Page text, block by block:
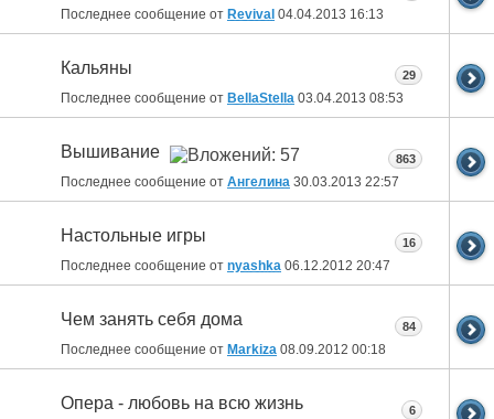
Последнее сообщение от Revival 04.04.2013 16:13
Кальяны
Последнее сообщение от BellaStella 03.04.2013 08:53
29
Вышивание
Последнее сообщение от Ангелина 30.03.2013 22:57
863
Настольные игры
Последнее сообщение от nyashka 06.12.2012 20:47
16
Чем занять себя дома
Последнее сообщение от Markiza 08.09.2012 00:18
84
Опера - любовь на всю жизнь 6